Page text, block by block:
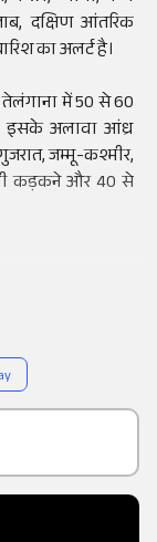
दक्षिण आंतरिक
का अलर्ट है।
में 50 से 60
इसके अलावा आंध्र
जम्मू-कश्मीर,
कड़कने और 40 से